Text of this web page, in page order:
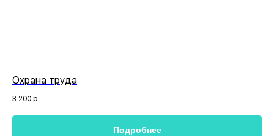
Охрана труда
3 200 р.
Подробнее